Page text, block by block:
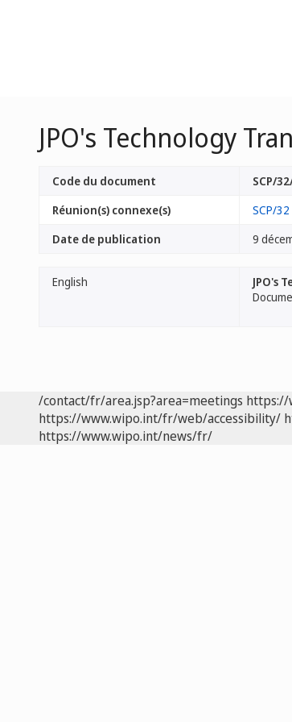
JPO's Technology
Code du document
SCP/
Réunion(s) connexe(s)
SCP/32
Date de publication
9
English
JPO's
/contact/fr/area.jsp?area=meetings
https://www.wipo.int/fr/web/accessibility/
https://www.wipo.int/news/fr/